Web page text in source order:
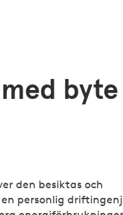
byte
den besiktas och
personlig